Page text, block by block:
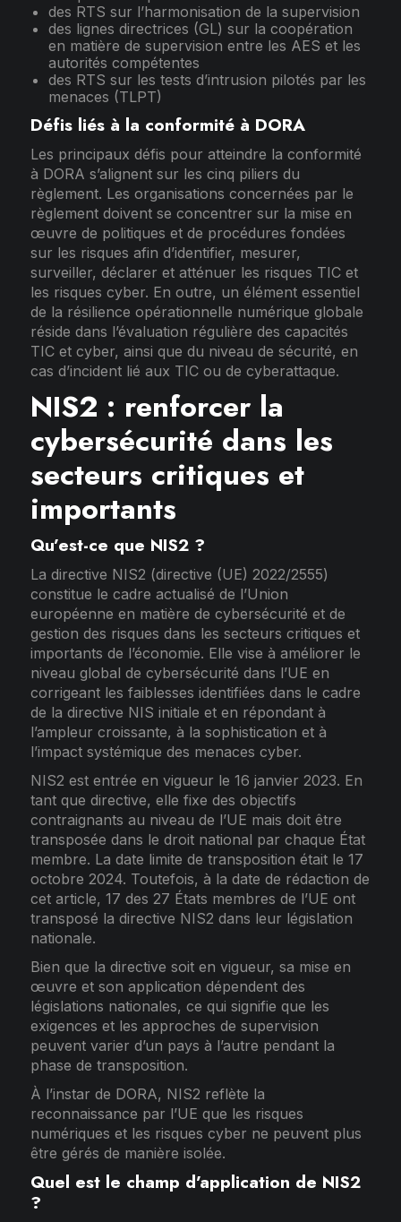
des RTS sur l’harmonisation de la supervision
des lignes directrices (GL) sur la coopération
en matière de supervision entre les AES et les
autorités compétentes
des RTS sur les tests d’intrusion pilotés par les
menaces (TLPT)
Défis liés à la conformité à DORA
Les principaux défis pour atteindre la conformité
à DORA s’alignent sur les cinq piliers du
règlement. Les organisations concernées par le
règlement doivent se concentrer sur la mise en
œuvre de politiques et de procédures fondées
sur les risques afin d’identifier, mesurer,
surveiller, déclarer et atténuer les risques TIC et
les risques cyber. En outre, un élément essentiel
de la résilience opérationnelle numérique globale
réside dans l’évaluation régulière des capacités
TIC et cyber, ainsi que du niveau de sécurité, en
cas d’incident lié aux TIC ou de cyberattaque.
NIS2 : renforcer la
cybersécurité dans les
secteurs critiques et
importants
Qu’est-ce que NIS2 ?
La directive NIS2 (directive (UE) 2022/2555)
constitue le cadre actualisé de l’Union
européenne en matière de cybersécurité et de
gestion des risques dans les secteurs critiques et
importants de l’économie. Elle vise à améliorer le
niveau global de cybersécurité dans l’UE en
corrigeant les faiblesses identifiées dans le cadre
de la directive NIS initiale et en répondant à
l’ampleur croissante, à la sophistication et à
l’impact systémique des menaces cyber.
NIS2 est entrée en vigueur le 16 janvier 2023. En
tant que directive, elle fixe des objectifs
contraignants au niveau de l’UE mais doit être
transposée dans le droit national par chaque État
membre. La date limite de transposition était le 17
octobre 2024. Toutefois, à la date de rédaction de
cet article, 17 des 27 États membres de l’UE ont
transposé la directive NIS2 dans leur législation
nationale.
Bien que la directive soit en vigueur, sa mise en
œuvre et son application dépendent des
législations nationales, ce qui signifie que les
exigences et les approches de supervision
peuvent varier d’un pays à l’autre pendant la
phase de transposition.
À l’instar de DORA, NIS2 reflète la
reconnaissance par l’UE que les risques
numériques et les risques cyber ne peuvent plus
être gérés de manière isolée.
Quel est le champ d’application de NIS2
?